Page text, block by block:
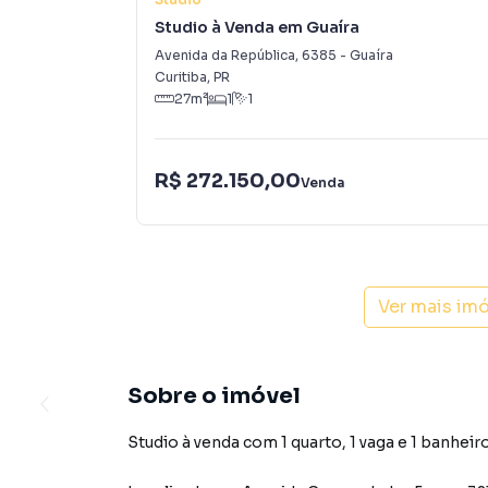
Studio à Venda em Guaíra
Avenida da República, 6385 - Guaíra
Curitiba, PR
27m² 1 1
R$ 272.150,00Venda
Ver mais
Sobre o imóvel
Studio à venda com 1 quarto, 1 vaga e 1